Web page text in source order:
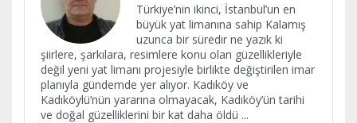
Türkiye’nin ikinci, İstanbul’un en
büyük yat limanına sahip Kalamış
uzunca bir süredir ne yazık ki
şiirlere, şarkılara, resimlere konu olan güzellikleriyle
değil yeni yat limanı projesiyle birlikte değiştirilen imar
planıyla gündemde yer alıyor. Kadıköy ve
Kadıköylü’nün yararına olmayacak, Kadıköy’ün tarihi
ve doğal güzelliklerini bir kat daha öldü ...